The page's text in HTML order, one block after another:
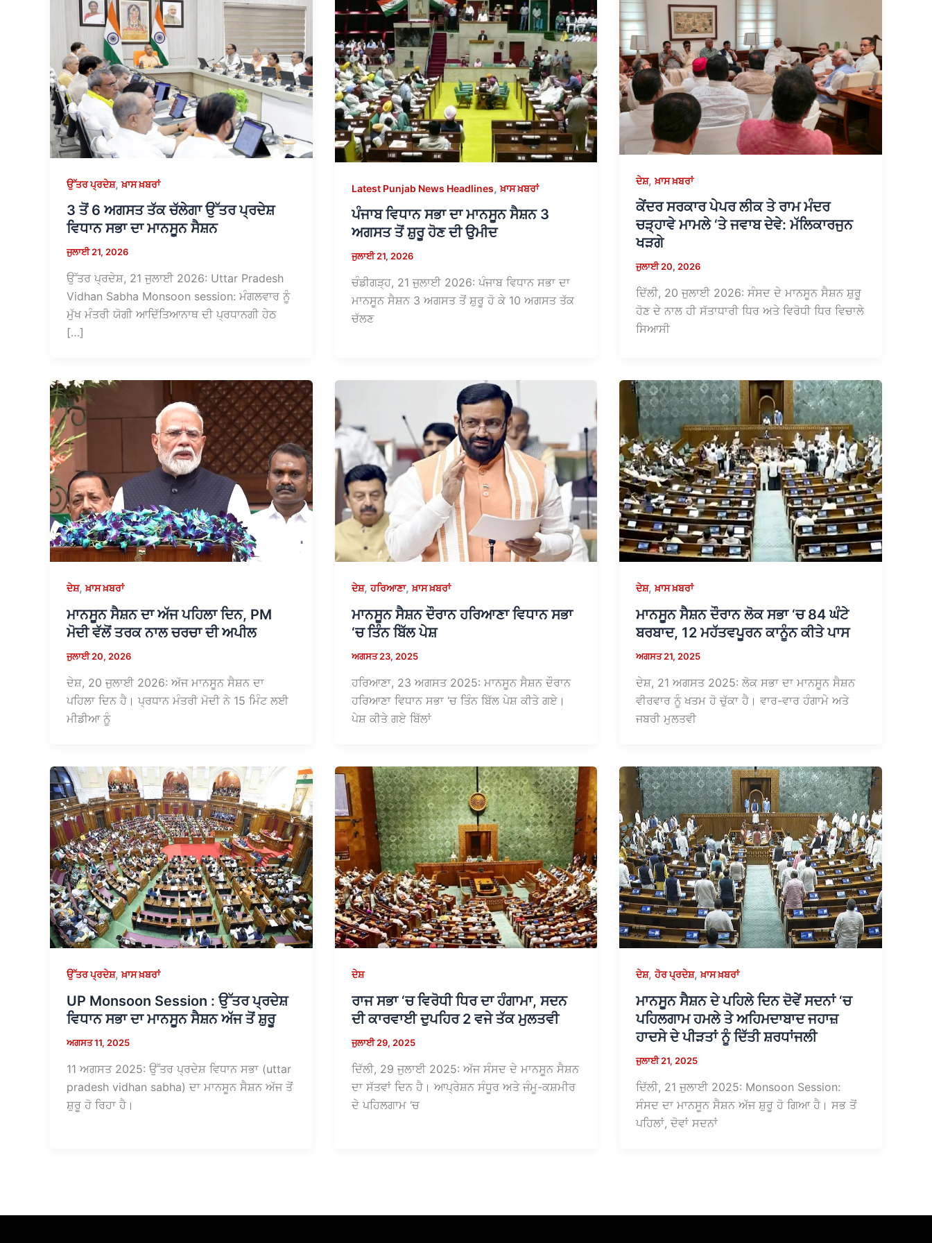
ਉੱਤਰ ਪ੍ਰਦੇਸ਼,ਖ਼ਾਸ ਖ਼ਬਰਾਂ
3 ਤੋਂ 6 ਅਗਸਤ ਤੱਕ ਚੱਲੇਗਾ ਉੱਤਰ ਪ੍ਰਦੇਸ਼
ਵਿਧਾਨ ਸਭਾ ਦਾ ਮਾਨਸੂਨ ਸੈਸ਼ਨ
ਜੁਲਾਈ 21, 2026
ਉੱਤਰ ਪ੍ਰਦੇਸ਼, 21 ਜੁਲਾਈ 2026: Uttar Pradesh
Vidhan Sabha Monsoon session: ਮੰਗਲਵਾਰ ਨੂੰ
ਮੁੱਖ ਮੰਤਰੀ ਯੋਗੀ ਆਦਿੱਤਿਆਨਾਥ ਦੀ ਪ੍ਰਧਾਨਗੀ ਹੇਠ
[…]
Latest Punjab News Headlines,ਖ਼ਾਸ ਖ਼ਬਰਾਂ
ਪੰਜਾਬ ਵਿਧਾਨ ਸਭਾ ਦਾ ਮਾਨਸੂਨ ਸੈਸ਼ਨ 3
ਅਗਸਤ ਤੋਂ ਸ਼ੁਰੂ ਹੋਣ ਦੀ ਉਮੀਦ
ਜੁਲਾਈ 21, 2026
ਚੰਡੀਗੜ੍ਹ, 21 ਜੁਲਾਈ 2026: ਪੰਜਾਬ ਵਿਧਾਨ ਸਭਾ ਦਾ
ਮਾਨਸੂਨ ਸੈਸ਼ਨ 3 ਅਗਸਤ ਤੋਂ ਸ਼ੁਰੂ ਹੋ ਕੇ 10 ਅਗਸਤ ਤੱਕ
ਚੱਲਣ
ਦੇਸ਼,ਖ਼ਾਸ ਖ਼ਬਰਾਂ
ਕੇਂਦਰ ਸਰਕਾਰ ਪੇਪਰ ਲੀਕ ਤੇ ਰਾਮ ਮੰਦਰ
ਚੜ੍ਹਾਵੇ ਮਾਮਲੇ ‘ਤੇ ਜਵਾਬ ਦੇਵੇ: ਮੱਲਿਕਾਰਜੁਨ
ਖੜਗੇ
ਜੁਲਾਈ 20, 2026
ਦਿੱਲੀ, 20 ਜੁਲਾਈ 2026: ਸੰਸਦ ਦੇ ਮਾਨਸੂਨ ਸੈਸ਼ਨ ਸ਼ੁਰੂ
ਹੋਣ ਦੇ ਨਾਲ ਹੀ ਸੱਤਾਧਾਰੀ ਧਿਰ ਅਤੇ ਵਿਰੋਧੀ ਧਿਰ ਵਿਚਾਲੇ
ਸਿਆਸੀ
ਦੇਸ਼,ਖ਼ਾਸ ਖ਼ਬਰਾਂ
ਮਾਨਸੂਨ ਸੈਸ਼ਨ ਦਾ ਅੱਜ ਪਹਿਲਾ ਦਿਨ, PM
ਮੋਦੀ ਵੱਲੋਂ ਤਰਕ ਨਾਲ ਚਰਚਾ ਦੀ ਅਪੀਲ
ਜੁਲਾਈ 20, 2026
ਦੇਸ਼, 20 ਜੁਲਾਈ 2026: ਅੱਜ ਮਾਨਸੂਨ ਸੈਸ਼ਨ ਦਾ
ਪਹਿਲਾ ਦਿਨ ਹੈ। ਪ੍ਰਧਾਨ ਮੰਤਰੀ ਮੋਦੀ ਨੇ 15 ਮਿੰਟ ਲਈ
ਮੀਡੀਆ ਨੂੰ
ਦੇਸ਼,ਹਰਿਆਣਾ,ਖ਼ਾਸ ਖ਼ਬਰਾਂ
ਮਾਨਸੂਨ ਸੈਸ਼ਨ ਦੌਰਾਨ ਹਰਿਆਣਾ ਵਿਧਾਨ ਸਭਾ
‘ਚ ਤਿੰਨ ਬਿੱਲ ਪੇਸ਼
ਅਗਸਤ 23, 2025
ਹਰਿਆਣਾ, 23 ਅਗਸਤ 2025: ਮਾਨਸੂਨ ਸੈਸ਼ਨ ਦੌਰਾਨ
ਹਰਿਆਣਾ ਵਿਧਾਨ ਸਭਾ ‘ਚ ਤਿੰਨ ਬਿੱਲ ਪੇਸ਼ ਕੀਤੇ ਗਏ।
ਪੇਸ਼ ਕੀਤੇ ਗਏ ਬਿੱਲਾਂ
ਦੇਸ਼,ਖ਼ਾਸ ਖ਼ਬਰਾਂ
ਮਾਨਸੂਨ ਸੈਸ਼ਨ ਦੌਰਾਨ ਲੋਕ ਸਭਾ ‘ਚ 84 ਘੰਟੇ
ਬਰਬਾਦ, 12 ਮਹੱਤਵਪੂਰਨ ਕਾਨੂੰਨ ਕੀਤੇ ਪਾਸ
ਅਗਸਤ 21, 2025
ਦੇਸ਼, 21 ਅਗਸਤ 2025: ਲੋਕ ਸਭਾ ਦਾ ਮਾਨਸੂਨ ਸੈਸ਼ਨ
ਵੀਰਵਾਰ ਨੂੰ ਖਤਮ ਹੋ ਚੁੱਕਾ ਹੈ। ਵਾਰ-ਵਾਰ ਹੰਗਾਮੇ ਅਤੇ
ਜਬਰੀ ਮੁਲਤਵੀ
ਉੱਤਰ ਪ੍ਰਦੇਸ਼,ਖ਼ਾਸ ਖ਼ਬਰਾਂ
UP Monsoon Session : ਉੱਤਰ ਪ੍ਰਦੇਸ਼
ਵਿਧਾਨ ਸਭਾ ਦਾ ਮਾਨਸੂਨ ਸੈਸ਼ਨ ਅੱਜ ਤੋਂ ਸ਼ੁਰੂ
ਅਗਸਤ 11, 2025
11 ਅਗਸਤ 2025: ਉੱਤਰ ਪ੍ਰਦੇਸ਼ ਵਿਧਾਨ ਸਭਾ (uttar
pradesh vidhan sabha) ਦਾ ਮਾਨਸੂਨ ਸੈਸ਼ਨ ਅੱਜ ਤੋਂ
ਸ਼ੁਰੂ ਹੋ ਰਿਹਾ ਹੈ।
ਦੇਸ਼
ਰਾਜ ਸਭਾ ‘ਚ ਵਿਰੋਧੀ ਧਿਰ ਦਾ ਹੰਗਾਮਾ, ਸਦਨ
ਦੀ ਕਾਰਵਾਈ ਦੁਪਹਿਰ 2 ਵਜੇ ਤੱਕ ਮੁਲਤਵੀ
ਜੁਲਾਈ 29, 2025
ਦਿੱਲੀ, 29 ਜੁਲਾਈ 2025: ਅੱਜ ਸੰਸਦ ਦੇ ਮਾਨਸੂਨ ਸੈਸ਼ਨ
ਦਾ ਸੱਤਵਾਂ ਦਿਨ ਹੈ। ਆਪ੍ਰੇਸ਼ਨ ਸੰਧੂਰ ਅਤੇ ਜੰਮੂ-ਕਸ਼ਮੀਰ
ਦੇ ਪਹਿਲਗਾਮ ‘ਚ
ਦੇਸ਼,ਹੋਰ ਪ੍ਰਦੇਸ਼,ਖ਼ਾਸ ਖ਼ਬਰਾਂ
ਮਾਨਸੂਨ ਸੈਸ਼ਨ ਦੇ ਪਹਿਲੇ ਦਿਨ ਦੋਵੇਂ ਸਦਨਾਂ ‘ਚ
ਪਹਿਲਗਾਮ ਹਮਲੇ ਤੇ ਅਹਿਮਦਾਬਾਦ ਜਹਾਜ਼
ਹਾਦਸੇ ਦੇ ਪੀੜਤਾਂ ਨੂੰ ਦਿੱਤੀ ਸ਼ਰਧਾਂਜਲੀ
ਜੁਲਾਈ 21, 2025
ਦਿੱਲੀ, 21 ਜੁਲਾਈ 2025: Monsoon Session:
ਸੰਸਦ ਦਾ ਮਾਨਸੂਨ ਸੈਸ਼ਨ ਅੱਜ ਸ਼ੁਰੂ ਹੋ ਗਿਆ ਹੈ। ਸਭ ਤੋਂ
ਪਹਿਲਾਂ, ਦੋਵਾਂ ਸਦਨਾਂ